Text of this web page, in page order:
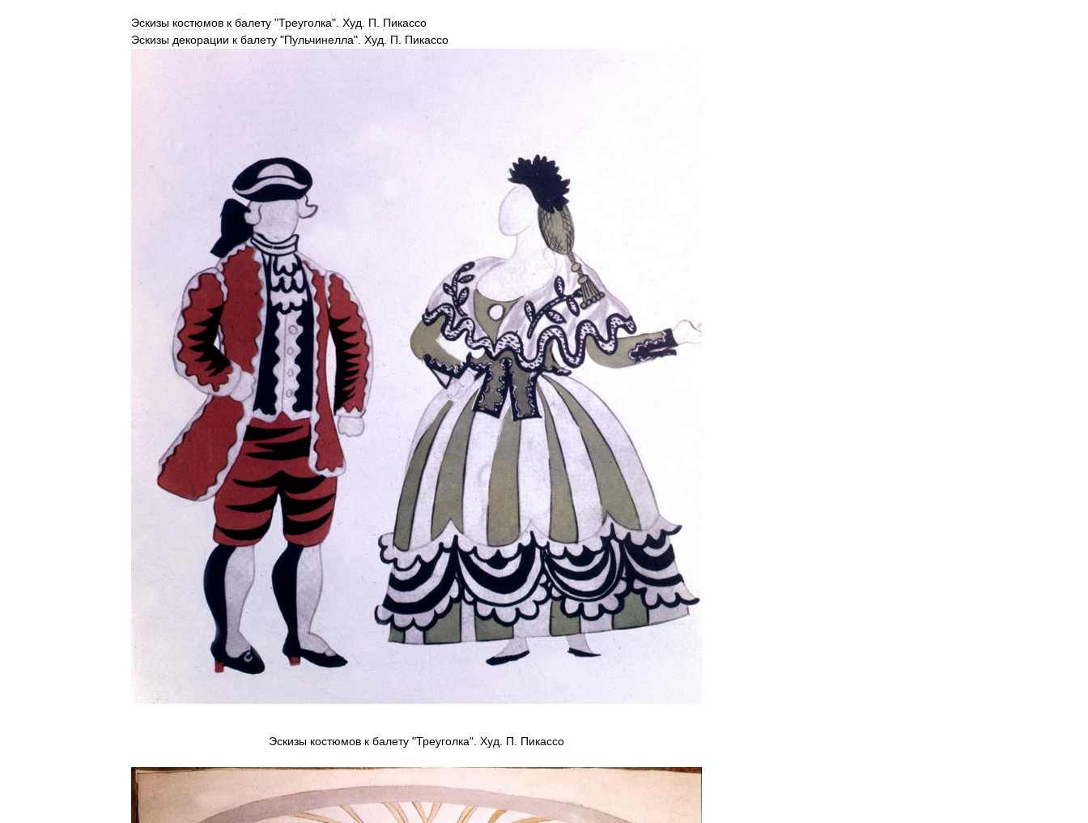
Эскизы костюмов к балету "Треуголка". Худ П
Пикассо
Эскизы декорации к балету "Пульчинелла". Худ П Пикассо
Эскизы костюмов к балету "Треуголка". Худ. П. Пикассо